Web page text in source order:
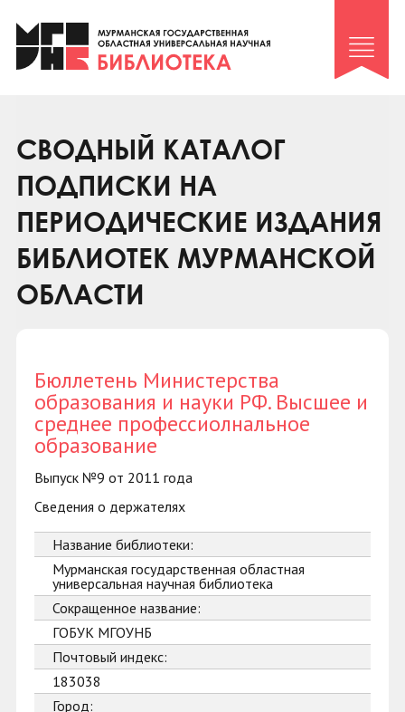
Клуб «Гиря и сельдерей»
Клуб «Семейный архив»
Коллегам
Контакты
СВОДНЫЙ КАТАЛОГ
ПОДПИСКИ НА
ПЕРИОДИЧЕСКИЕ ИЗДАНИЯ
БИБЛИОТЕК МУРМАНСКОЙ
ОБЛАСТИ
Бюллетень Министерства
образования и науки РФ. Высшее и
среднее профессиолнальное
образование
Выпуск №9 от 2011 года
Сведения о держателях
Название библиотеки:
Мурманская государственная областная
универсальная научная библиотека
Сокращенное название:
ГОБУК МГОУНБ
Почтовый индекс:
183038
Город: